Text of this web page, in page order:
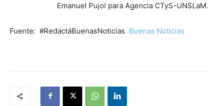
Emanuel Pujol para Agencia CTyS-UNSLaM.
Fuente: #RedactáBuenasNoticias Buenas Noticias